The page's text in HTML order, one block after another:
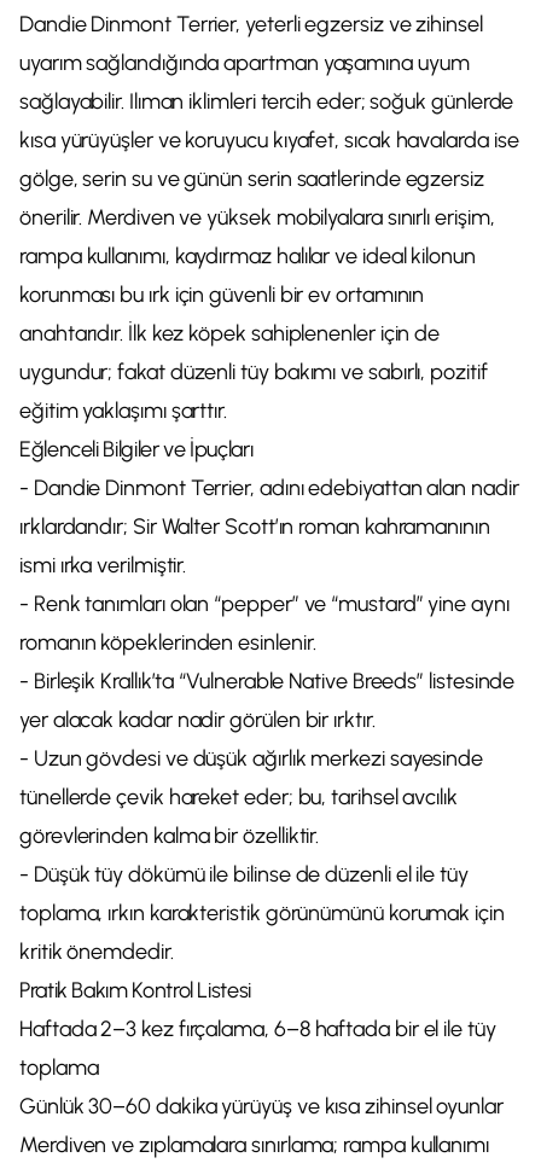
Dandie Dinmont Terrier, yeterli egzersiz ve zihinsel
uyarım sağlandığında apartman yaşamına uyum
sağlayabilir. Ilıman iklimleri tercih eder; soğuk günlerde
kısa yürüyüşler ve koruyucu kıyafet, sıcak havalarda ise
gölge, serin su ve günün serin saatlerinde egzersiz
önerilir. Merdiven ve yüksek mobilyalara sınırlı erişim,
rampa kullanımı, kaydırmaz halılar ve ideal kilonun
korunması bu ırk için güvenli bir ev ortamının
anahtarıdır. İlk kez köpek sahiplenenler için de
uygundur; fakat düzenli tüy bakımı ve sabırlı, pozitif
eğitim yaklaşımı şarttır.
Eğlenceli Bilgiler ve İpuçları
- Dandie Dinmont Terrier, adını edebiyattan alan nadir
ırklardandır; Sir Walter Scott’ın roman kahramanının
ismi ırka verilmiştir.
- Renk tanımları olan “pepper” ve “mustard” yine aynı
romanın köpeklerinden esinlenir.
- Birleşik Krallık’ta “Vulnerable Native Breeds” listesinde
yer alacak kadar nadir görülen bir ırktır.
- Uzun gövdesi ve düşük ağırlık merkezi sayesinde
tünellerde çevik hareket eder; bu, tarihsel avcılık
görevlerinden kalma bir özelliktir.
- Düşük tüy dökümü ile bilinse de düzenli el ile tüy
toplama, ırkın karakteristik görünümünü korumak için
kritik önemdedir.
Pratik Bakım Kontrol Listesi
Haftada 2–3 kez fırçalama, 6–8 haftada bir el ile tüy
toplama
Günlük 30–60 dakika yürüyüş ve kısa zihinsel oyunlar
Merdiven ve zıplamalara sınırlama; rampa kullanımı